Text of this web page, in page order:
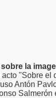
la
"Sobre el
Antón
Salmerón